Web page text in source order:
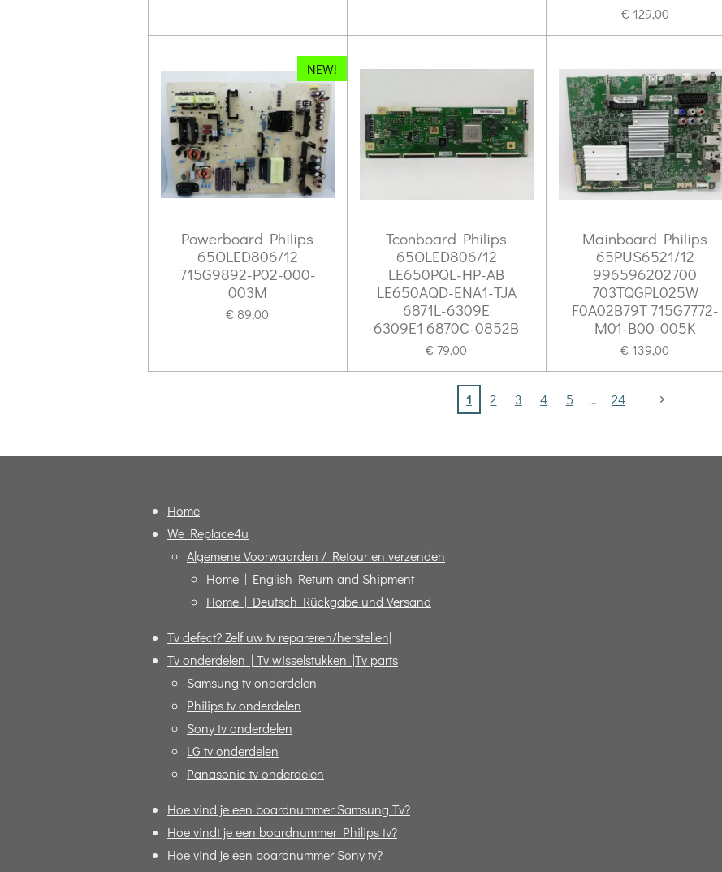
€ 129,00
NEW!
Powerboard Philips
65OLED806/12
715G9892-P02-000-
003M
€ 89,00
Tconboard Philips
65OLED806/12
LE650PQL-HP-AB
LE650AQD-ENA1-TJA
6871L-6309E
6309E1 6870C-0852B
€ 79,00
Mainboard Philips
65PUS6521/12
996596202700
703TQGPL025W
F0A02B79T 715G7772-
M01-B00-005K
€ 139,00
1 2 3 4 5 24
Home
We Replace4u
Algemene Voorwaarden / Retour en verzenden
Home | English Return and Shipment
Home | Deutsch Rückgabe und Versand
Tv defect? Zelf uw tv repareren/herstellen|
Tv onderdelen | Tv wisselstukken |Tv parts
Samsung tv onderdelen
Philips tv onderdelen
Sony tv onderdelen
LG tv onderdelen
Panasonic tv onderdelen
Hoe vind je een boardnummer Samsung Tv?
Hoe vindt je een boardnummer Philips tv?
Hoe vind je een boardnummer Sony tv?